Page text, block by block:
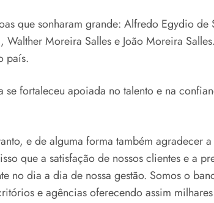
que sonharam grande: Alfredo Egydio de
Moreira Salles e João Moreira
país.
fortaleceu apoiada no talento e na
e de alguma forma também agradecer
que a satisfação de nossos clientes e a
no dia a dia de nossa gestão. Somos o
e agências oferecendo assim